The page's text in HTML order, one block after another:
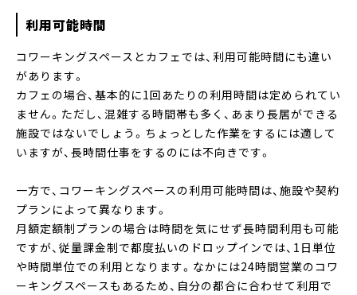
利用可能時間
コワーキングスペースとカフェでは、利用可能時間にも違い
があります。
カフェの場合、基本的に1回あたりの利用時間は定められてい
ません。ただし、混雑する時間帯も多く、あまり長居ができる
施設ではないでしょう。ちょっとした作業をするには適して
いますが、長時間仕事をするのには不向きです。
一方で、コワーキングスペースの利用可能時間は、施設や契約
プランによって異なります。
月額定額制プランの場合は時間を気にせず長時間利用も可能
ですが、従量課金制で都度払いのドロップインでは、1日単位
や時間単位での利用となります。なかには24時間営業のコワ
ーキングスペースもあるため、自分の都合に合わせて利用で